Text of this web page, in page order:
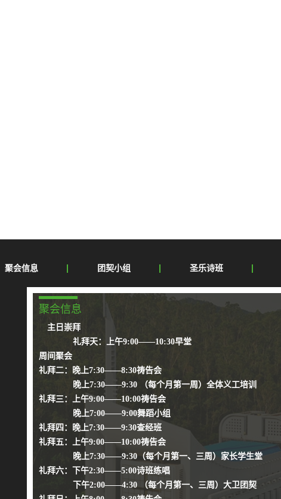
聚会信息
主日崇拜
礼拜天：上午9:00——10:30早堂
周间聚会
礼拜二：晚上7:30——8:30祷告会
晚上7:30——9:30 （每个月第一周）全体义工培训
礼拜三：上午9:00——10:00祷告会
晚上7:00——9:00舞蹈小组
礼拜四：晚上7:30——9:30查经班
礼拜五：上午9:00——10:00祷告会
晚上7:30——9:30（每个月第一、三周）家长学生堂
礼拜六：下午2:30——5:00诗班练唱
下午2:00——4:30 （每个月第一、三周）大卫团契
聚会信息 团契小组 圣乐诗班